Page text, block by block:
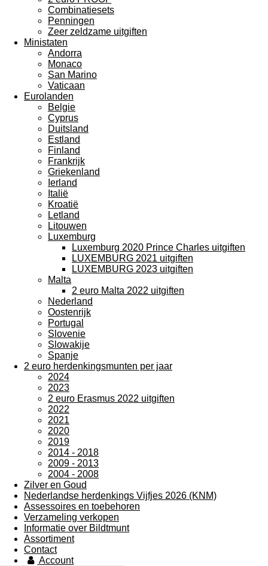
Combinatiesets
Penningen
Zeer zeldzame uitgiften
Ministaten
Andorra
Monaco
San Marino
Vaticaan
Eurolanden
Belgie
Cyprus
Duitsland
Estland
Finland
Frankrijk
Griekenland
Ierland
Italië
Kroatië
Letland
Litouwen
Luxemburg
Luxemburg 2020 Prince Charles uitgiften
LUXEMBURG 2021 uitgiften
LUXEMBURG 2023 uitgiften
Malta
2 euro Malta 2022 uitgiften
Nederland
Oostenrijk
Portugal
Slovenie
Slowakije
Spanje
2 euro herdenkingsmunten per jaar
2024
2023
2 euro Erasmus 2022 uitgiften
2022
2021
2020
2019
2014 - 2018
2009 - 2013
2004 - 2008
Zilver en Goud
Nederlandse herdenkings Vijfjes 2026 (KNM)
Assessoires en toebehoren
Verzameling verkopen
Informatie over Bildtmunt
Assortiment
Contact
Account